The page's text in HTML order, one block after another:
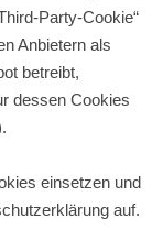
Party-Cookie“
Anbietern als
betreibt,
dessen Cookies
einsetzen und
auf.